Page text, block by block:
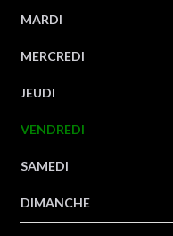
MARDI
MERCREDI
JEUDI
VENDREDI
SAMEDI
DIMANCHE